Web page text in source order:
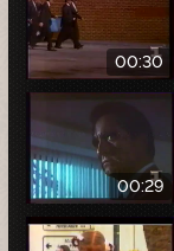
00:30
00:29